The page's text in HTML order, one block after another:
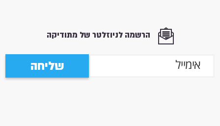
הרשמה לניוזלטר של מתודיקה
שליחה